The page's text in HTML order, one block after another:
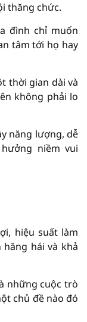
thăng chức.
đình chỉ muốn
tâm tới họ hay
thời gian dài và
không phải lo
năng lượng, dễ
niềm vui
hiệu suất làm
hái và khả
những cuộc trò
chủ đề nào đó